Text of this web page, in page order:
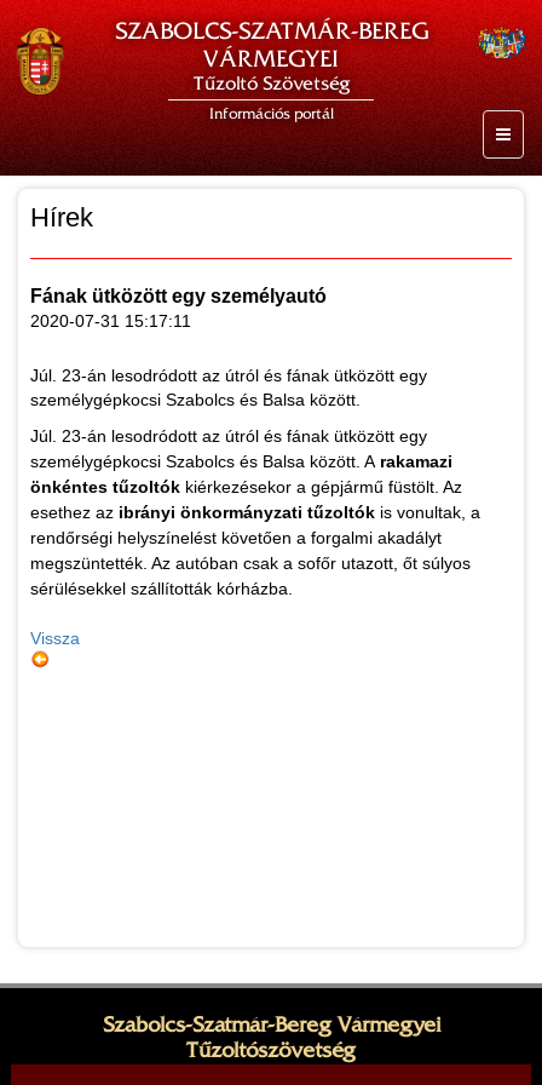
SZABOLCS-SZATMÁR-BEREG
VÁRMEGYEI
Tűzoltó Szövetség
Információs portál
Hírek
Fának ütközött egy személyautó
2020-07-31 15:17:11
Júl. 23-án lesodródott az útról és fának ütközött egy
személygépkocsi Szabolcs és Balsa között.
Júl. 23-án lesodródott az útról és fának ütközött egy
személygépkocsi Szabolcs és Balsa között. A rakamazi
önkéntes tűzoltók kiérkezésekor a gépjármű füstölt. Az
esethez az ibrányi önkormányzati tűzoltók is vonultak, a
rendőrségi helyszínelést követően a forgalmi akadályt
megszüntették. Az autóban csak a sofőr utazott, őt súlyos
sérülésekkel szállították kórházba.
Vissza
Szabolcs-Szatmár-Bereg Vármegyei
Tűzoltószövetség